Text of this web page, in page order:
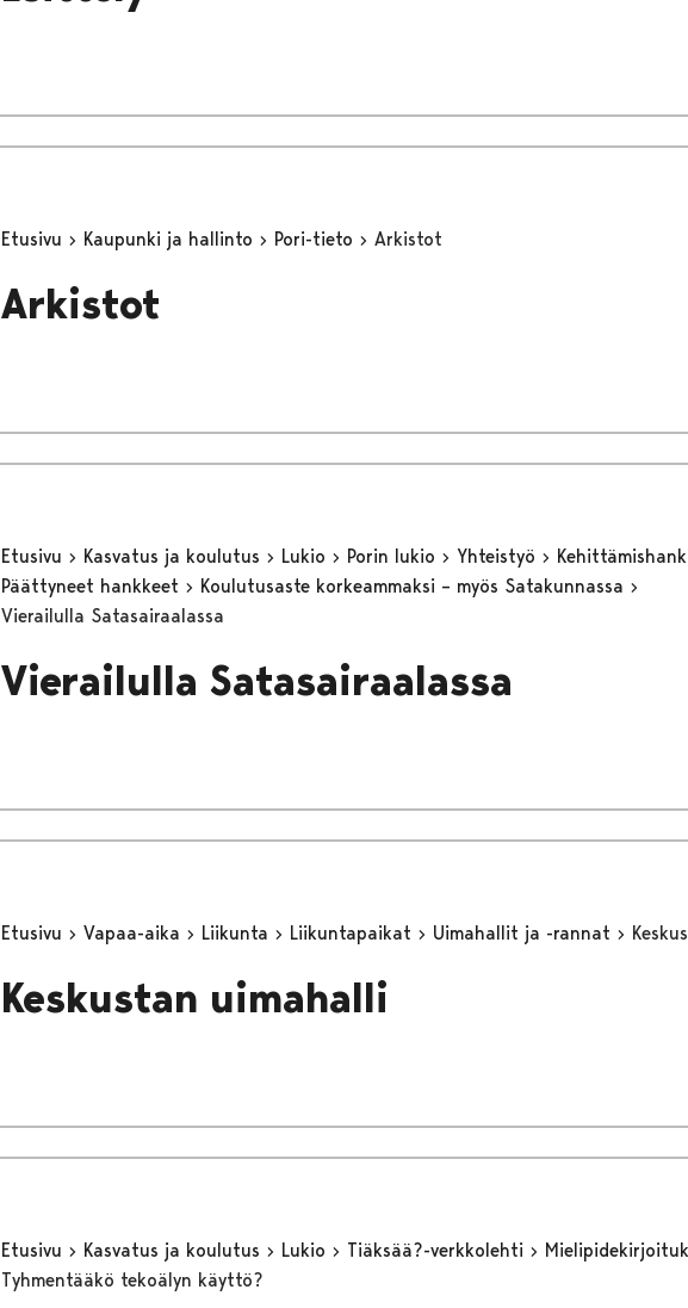
Etusivu Kaupunki ja hallinto Pori-tieto Arkistot
Arkistot
Etusivu Kasvatus ja koulutus Lukio Porin lukio Yhteistyö
Päättyneet hankkeet
Koulutusaste korkeammaksi – myös Satakunnassa
Vierailulla Satasairaalassa
Vierailulla Satasairaalassa
Etusivu Vapaa-aika Liikunta Liikuntapaikat Uimahallit ja -rannat
Keskustan uimahalli
Etusivu Kasvatus ja koulutus Lukio Tiäksää?-verkkolehti
Tyhmentääkö tekoälyn käyttö?